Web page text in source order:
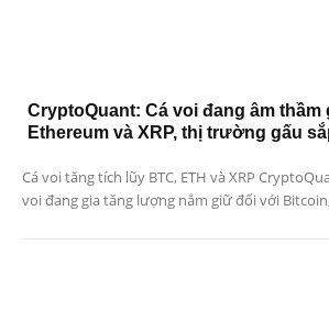
CryptoQuant: Cá voi đang âm thầm
Ethereum và XRP, thị trường gấu
Cá voi tăng tích lũy BTC, ETH và XRP
voi đang gia tăng lượng nắm giữ đối với